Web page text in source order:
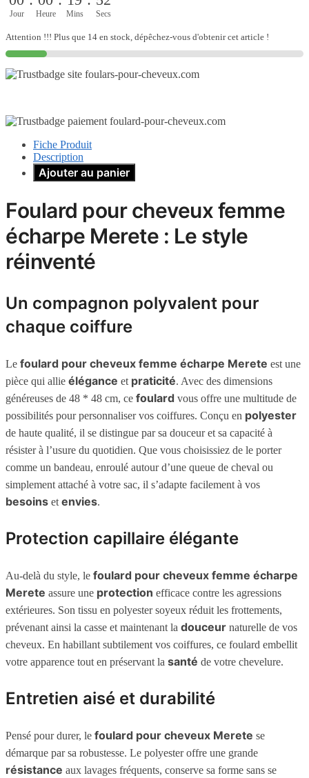
Jour Heure Mins Secs
Attention !!! Plus que 14 en stock, dépêchez-vous d'obtenir cet article !
Fiche Produit
Description
Ajouter au panier
Foulard pour cheveux femme
écharpe Merete : Le style
réinventé
Un compagnon polyvalent pour
chaque coiffure
Le foulard pour cheveux femme écharpe Merete est une
pièce qui allie élégance et praticité. Avec des dimensions
généreuses de 48 * 48 cm, ce foulard vous offre une multitude de
possibilités pour personnaliser vos coiffures. Conçu en polyester
de haute qualité, il se distingue par sa douceur et sa capacité à
résister à l’usure du quotidien. Que vous choisissiez de le porter
comme un bandeau, enroulé autour d’une queue de cheval ou
simplement attaché à votre sac, il s’adapte facilement à vos
besoins et envies.
Protection capillaire élégante
Au-delà du style, le foulard pour cheveux femme écharpe
Merete assure une protection efficace contre les agressions
extérieures. Son tissu en polyester soyeux réduit les frottements,
prévenant ainsi la casse et maintenant la douceur naturelle de vos
cheveux. En habillant subtilement vos coiffures, ce foulard embellit
votre apparence tout en préservant la santé de votre chevelure.
Entretien aisé et durabilité
Pensé pour durer, le foulard pour cheveux Merete se
démarque par sa robustesse. Le polyester offre une grande
résistance aux lavages fréquents, conserve sa forme sans se